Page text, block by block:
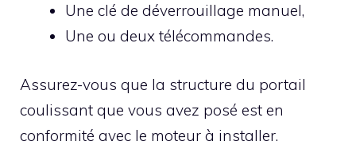
Une clé de déverrouillage manuel,
Une ou deux télécommandes.
Assurez-vous que la structure du portail
coulissant que vous avez posé est en
conformité avec le moteur à installer.